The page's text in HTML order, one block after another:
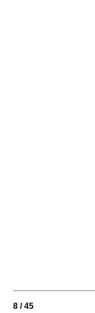
8 / 45